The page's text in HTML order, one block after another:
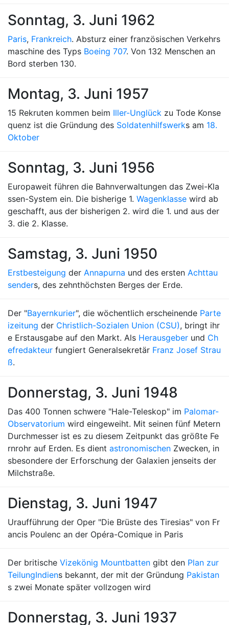
Sonntag, 3. Juni 1962
Paris, Frankreich. Absturz einer französischen Verkehrs
maschine des Typs Boeing 707. Von 132 Menschen an
Bord sterben 130.
Montag, 3. Juni 1957
15 Rekruten kommen beim Iller-Unglück zu Tode Konse
quenz ist die Gründung des Soldatenhilfswerks am 18.
Oktober
Sonntag, 3. Juni 1956
Europaweit führen die Bahnverwaltungen das Zwei-Kla
ssen-System ein. Die bisherige 1. Wagenklasse wird ab
geschafft, aus der bisherigen 2. wird die 1. und aus der
3. die 2. Klasse.
Samstag, 3. Juni 1950
Erstbesteigung der Annapurna und des ersten Achttau
senders, des zehnthöchsten Berges der Erde.
Der "Bayernkurier", die wöchentlich erscheinende Parte
izeitung der Christlich-Sozialen Union (CSU), bringt ihr
e Erstausgabe auf den Markt. Als Herausgeber und Ch
efredakteur fungiert Generalsekretär Franz Josef Strau
ß.
Donnerstag, 3. Juni 1948
Das 400 Tonnen schwere "Hale-Teleskop" im Palomar-
Observatorium wird eingeweiht. Mit seinen fünf Metern
Durchmesser ist es zu diesem Zeitpunkt das größte Fe
rnrohr auf Erden. Es dient astronomischen Zwecken, in
sbesondere der Erforschung der Galaxien jenseits der
Milchstraße.
Dienstag, 3. Juni 1947
Uraufführung der Oper "Die Brüste des Tiresias" von Fr
ancis Poulenc an der Opéra-Comique in Paris
Der britische Vizekönig Mountbatten gibt den Plan zur
TeilungIndiens bekannt, der mit der Gründung Pakistan
s zwei Monate später vollzogen wird
Donnerstag, 3. Juni 1937